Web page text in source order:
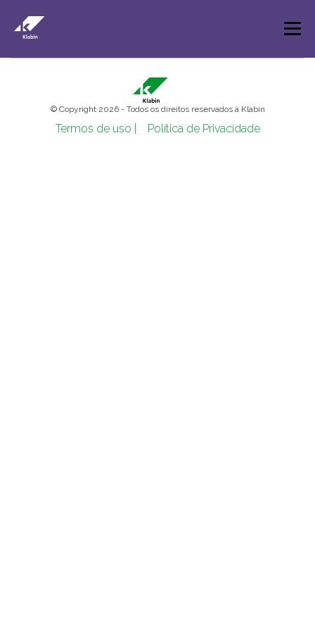
Pular para o Conteúdo principal
© Copyright 2026 - Todos os direitos reservados à Klabin
Termos de uso | Política de Privacidade